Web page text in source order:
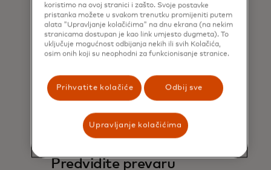
Aplikacije za upravljanje
prevarama
Predvidite prevaru
koristimo na ovoj stranici i zašto. Svoje postavke
pristanka možete u svakom trenutku promijeniti putem
alata "Upravljanje kolačićima" na dnu ekrana (na nekim
stranicama dostupan je kao link umjesto dugmeta). To
uključuje mogućnost odbijanja nekih ili svih Kolačića,
osim onih koji su neophodni za funkcionisanje stranice.
Prihvatite kolačiće Odbij sve
Upravljanje kolačićima